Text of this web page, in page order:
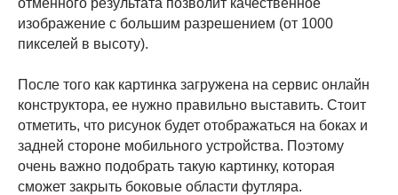
отменного результата позволит качественное
изображение с большим разрешением (от 1000
пикселей в высоту).
После того как картинка загружена на сервис онлайн
конструктора, ее нужно правильно выставить. Стоит
отметить, что рисунок будет отображаться на боках и
задней стороне мобильного устройства. Поэтому
очень важно подобрать такую картинку, которая
сможет закрыть боковые области футляра.